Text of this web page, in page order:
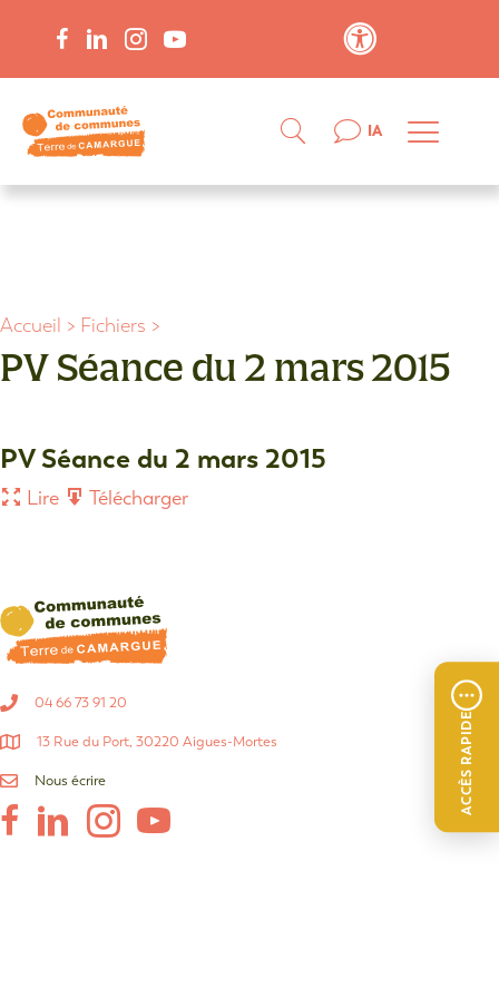
ACCÈS RAPIDE
IA
Accueil > Fichiers >
PV Séance du 2 mars 2015
PV Séance du 2 mars 2015
Lire Télécharger
04 66 73 91 20
13 Rue du Port, 30220 Aigues-Mortes
Nous écrire